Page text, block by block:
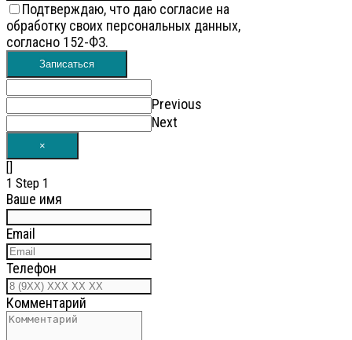
Подтверждаю, что даю согласие на
обработку своих персональных данных,
согласно 152-ФЗ.
Записаться
Previous
Next
×
[]
1 Step 1
Ваше имя
Email
Телефон
Комментарий